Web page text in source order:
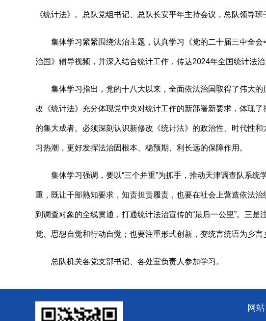
《统计法》。 总队党组书记、总队长安平年主持会议，总队领导班
集体学习紧紧围绕法治主题，认真学习 《党的二十届三中全会
治国》辅导视频，并深入结合统计工作，传达2024年全国统计法
集体学习指出，党的十八大以来，全面依法治国取得了伟大
改《统计法》充分体现党中央对统计工作的新部署新要求，体现
的集大成者。必须深刻认识新修改《统计法》的政治性、时代性
习热潮，更好发挥法治固根本、稳预期、利长远的保障作用。
集体学习强调，要以“三个并重”为抓手，推动天津调查队系
重，既让干部熟知要求，知责担责履责，也要在社会上营造依法
到调查对象的全线贯通，打通统计法治宣传的“最后一公里”。三
觉、思想自觉和行动自觉；也要注重形式创新，变统言统语为乡言
总队机关各党支部书记、各处室负责人参加学习。
网